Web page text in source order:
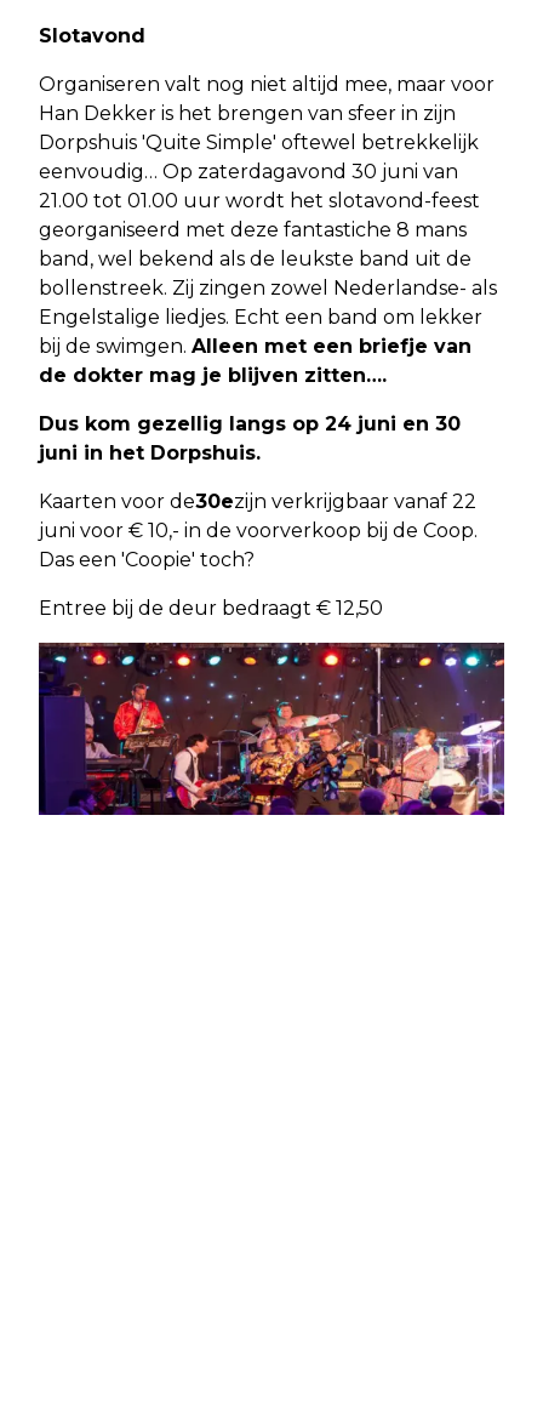
Slotavond
Organiseren valt nog niet altijd mee, maar voor
Han Dekker is het brengen van sfeer in zijn
Dorpshuis 'Quite Simple' oftewel betrekkelijk
eenvoudig… Op zaterdagavond 30 juni van
21.00 tot 01.00 uur wordt het slotavond-feest
georganiseerd met deze fantastiche 8 mans
band, wel bekend als de leukste band uit de
bollenstreek. Zij zingen zowel Nederlandse- als
Engelstalige liedjes. Echt een band om lekker
bij de swimgen. Alleen met een briefje van
de dokter mag je blijven zitten….
Dus kom gezellig langs op 24 juni en 30
juni in het Dorpshuis.
Kaarten voor de30ezijn verkrijgbaar vanaf 22
juni voor € 10,- in de voorverkoop bij de Coop.
Das een 'Coopie' toch?
Entree bij de deur bedraagt € 12,50